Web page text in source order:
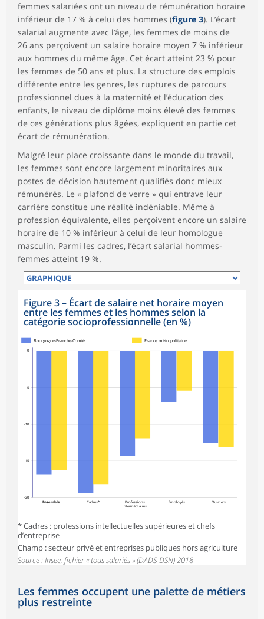
femmes salariées ont un niveau de rémunération horaire
inférieur de 17 % à celui des hommes (figure 3). L’écart
salarial augmente avec l’âge, les femmes de moins de
26 ans perçoivent un salaire horaire moyen 7 % inférieur
aux hommes du même âge. Cet écart atteint 23 % pour
les femmes de 50 ans et plus. La structure des emplois
différente entre les genres, les ruptures de parcours
professionnel dues à la maternité et l’éducation des
enfants, le niveau de diplôme moins élevé des femmes
de ces générations plus âgées, expliquent en partie cet
écart de rémunération.
Malgré leur place croissante dans le monde du travail,
les femmes sont encore largement minoritaires aux
postes de décision hautement qualifiés donc mieux
rémunérés. Le « plafond de verre » qui entrave leur
carrière constitue une réalité indéniable. Même à
profession équivalente, elles perçoivent encore un salaire
horaire de 10 % inférieur à celui de leur homologue
masculin. Parmi les cadres, l’écart salarial hommes-
femmes atteint 19 %.
Figure 3– Écart de salaire net horaire moyen
entre les femmes et les hommes selon la
catégorie socioprofessionnelle (en %)
0
-5
-10
-15
-20
Ensemble
Cadres*
Professions
intermédiaires
Employés Ouvriers
Bourgogne-Franche-Comté France métropolitaine
* Cadres : professions intellectuelles supérieures et chefs
d’entreprise
Champ : secteur privé et entreprises publiques hors agriculture
Source : Insee, fichier « tous salariés » (DADS-DSN) 2018
Les femmes occupent une palette de métiers
plus restreinte